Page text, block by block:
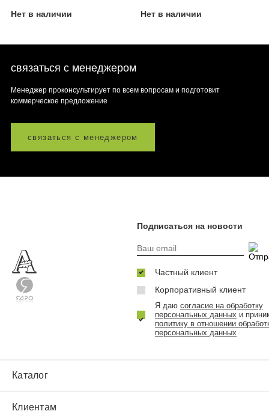
Нет в наличии Нет в наличии
связаться с менеджером
Менеджер проконсультирует по всем вопросам и подготовит
коммерческое предложение
связаться с менеджером
Каталог
Клиентам
Подписаться на новости
Частный клиент
Корпоративный клиент
Я даю согласие на обработку
персональных данных и
политику в отношении
персональных данных